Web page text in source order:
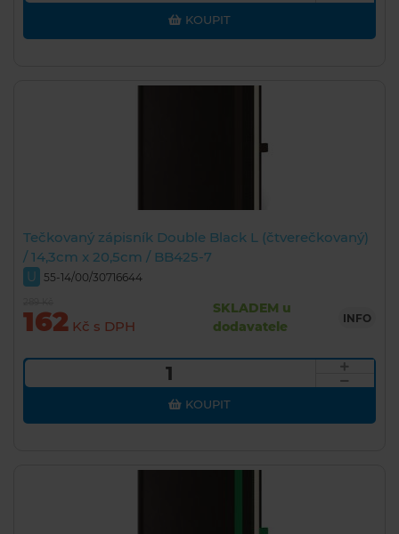
KOUPIT
Tečkovaný zápisník Double Black L (čtverečkovaný)
/ 14,3cm x 20,5cm / BB425-7
U 55-14/00/30716644
162 Kč s DPH
SKLADEM u
dodavatele
INFO
KOUPIT